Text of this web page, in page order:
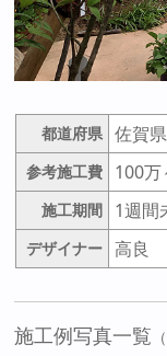
都道府県 佐賀県
参考施工費 100万
施工期間 1週間
デザイナー 高良
施工例写真一覧